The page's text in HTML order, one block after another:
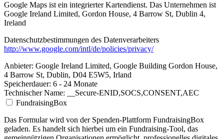
Google Maps ist ein integrierter Kartendienst. Das Unternehmen ist
Google Ireland Limited, Gordon House, 4 Barrow St, Dublin 4,
Ireland
Datenschutzbestimmungen des Datenverarbeiters
http://www.google.com/intl/de/policies/privacy/
Anbieter: Google Ireland Limited, Google Building Gordon House,
4 Barrow St, Dublin, D04 E5W5, Irland
Speicherdauer: 6 - 24 Monate
Technischer Name: __Secure-ENID,SOCS,CONSENT,AEC
FundraisingBox
Das Formular wird von der Spenden-Plattform FundraisingBox
geladen. Es handelt sich hierbei um ein Fundraising-Tool, das